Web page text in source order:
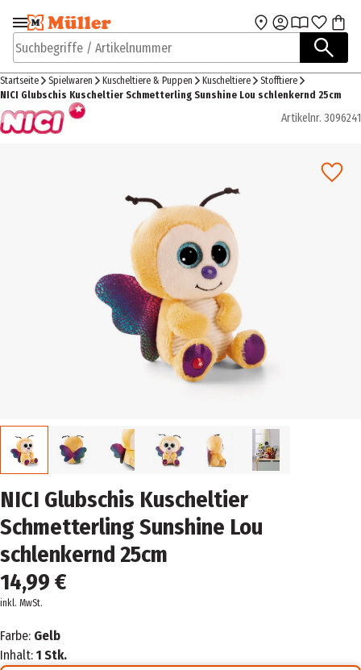
Zur Navigation
springen
Zum Hauptinhalt
Suchbegriffe / Artikelnummer
Startseite Spielwaren Kuscheltiere & Puppen Kuscheltiere
Stofftiere
NICI Glubschis Kuscheltier Schmetterling Sunshine Lou schlenkernd 25cm
Artikelnr. 3096241
NICI Glubschis Kuscheltier
Schmetterling Sunshine Lou
schlenkernd 25cm
14,99 €
inkl. MwSt.
Farbe: Gelb
Inhalt: 1 Stk.